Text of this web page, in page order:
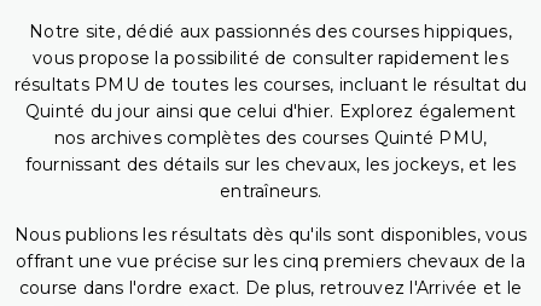
Notre site, dédié aux passionnés des courses hippiques,
vous propose la possibilité de consulter rapidement les
résultats PMU de toutes les courses, incluant le résultat du
Quinté du jour ainsi que celui d'hier. Explorez également
nos archives complètes des courses Quinté PMU,
fournissant des détails sur les chevaux, les jockeys, et les
entraîneurs.
Nous publions les résultats dès qu'ils sont disponibles, vous
offrant une vue précise sur les cinq premiers chevaux de la
course dans l'ordre exact. De plus, retrouvez l'Arrivée et le